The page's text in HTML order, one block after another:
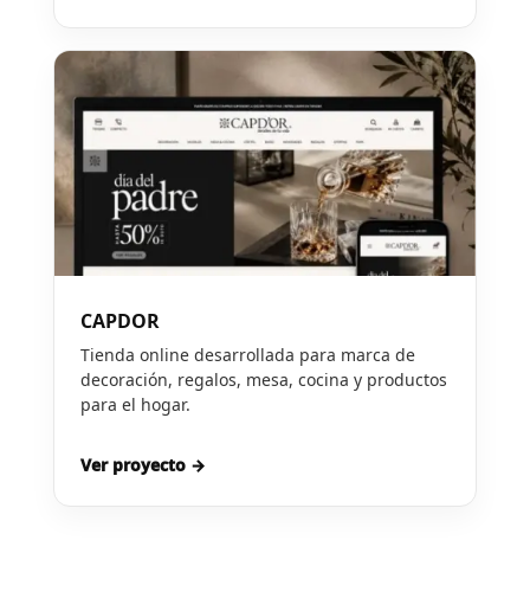
CAPDOR
Tienda online desarrollada para marca de
decoración, regalos, mesa, cocina y productos
para el hogar.
Ver proyecto →